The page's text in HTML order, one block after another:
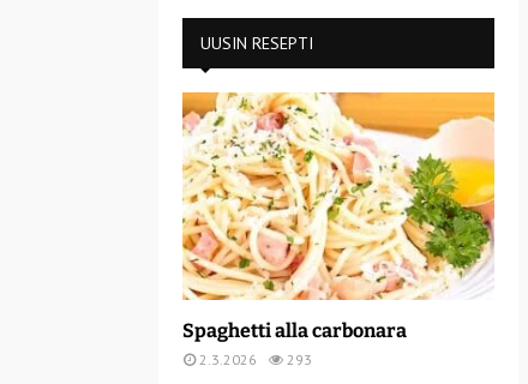
UUSIN RESEPTI
Spaghetti alla carbonara
2.3.2026 293